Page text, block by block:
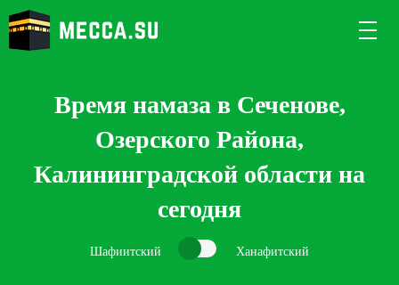
Время намаза в Сеченове,
Озерского Района,
Калининградской области на
сегодня
Шафиитский Ханафитский